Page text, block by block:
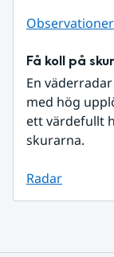
Få koll på
En
med hög
ett värdefullt
skurarna.
Radar